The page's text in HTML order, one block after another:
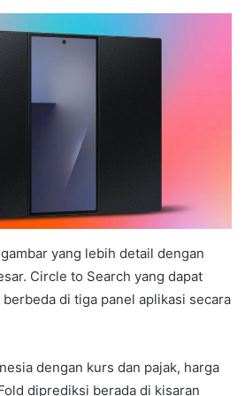
yang lebih detail dengan
Circle to Search yang dapat
di tiga panel aplikasi secara
dengan kurs dan pajak, harga
diprediksi berada di kisaran